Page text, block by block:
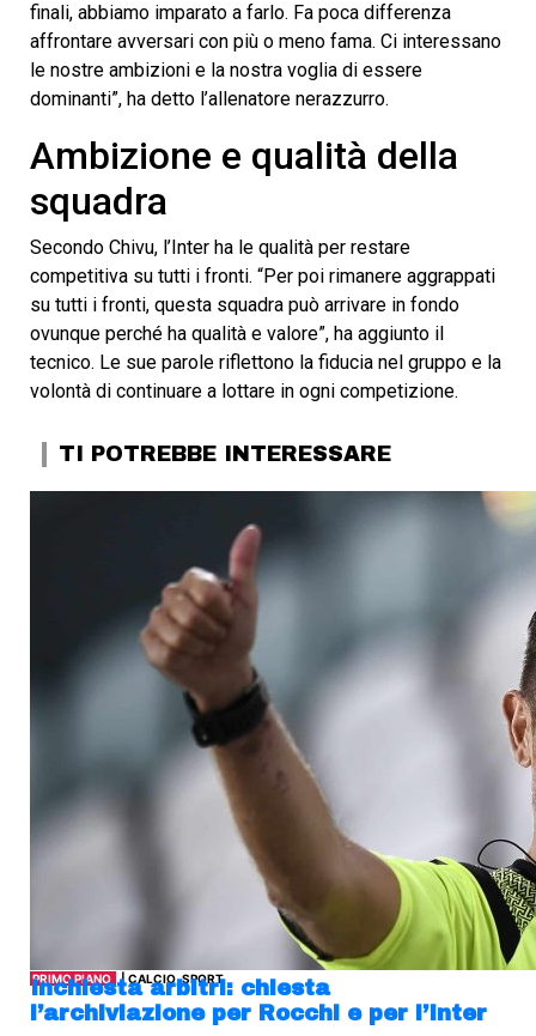
finali, abbiamo imparato a farlo. Fa poca differenza
affrontare avversari con più o meno fama. Ci interessano
le nostre ambizioni e la nostra voglia di essere
dominanti”, ha detto l’allenatore nerazzurro.
Ambizione e qualità della
squadra
Secondo Chivu, l’Inter ha le qualità per restare
competitiva su tutti i fronti. “Per poi rimanere aggrappati
su tutti i fronti, questa squadra può arrivare in fondo
ovunque perché ha qualità e valore”, ha aggiunto il
tecnico. Le sue parole riflettono la fiducia nel gruppo e la
volontà di continuare a lottare in ogni competizione.
TI POTREBBE INTERESSARE
PRIMO PIANO | CALCIO, SPORT
Inchiesta arbitri: chiesta
l’archiviazione per Rocchi e per l’Inter